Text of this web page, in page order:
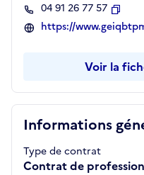
Informations
Type de contrat
Contrat de
04 91 26 77 57
https://
Voir la